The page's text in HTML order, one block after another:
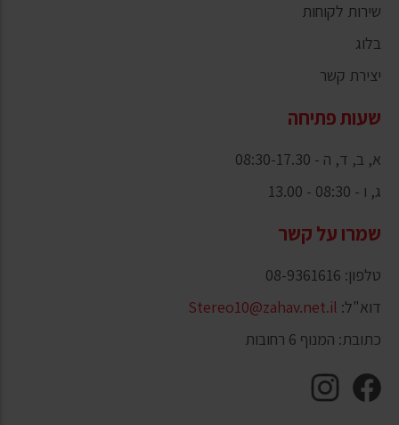
שירות לקוחות
בלוג
יצירת קשר
שעות פתיחה
א, ב, ד, ה - 08:30-17.30
ג, ו - 08:30 - 13.00
שמרו על קשר
טלפון: 08-9361616
דוא"ל: Stereo10@zahav.net.il
כתובת: המנוף 6 רחובות